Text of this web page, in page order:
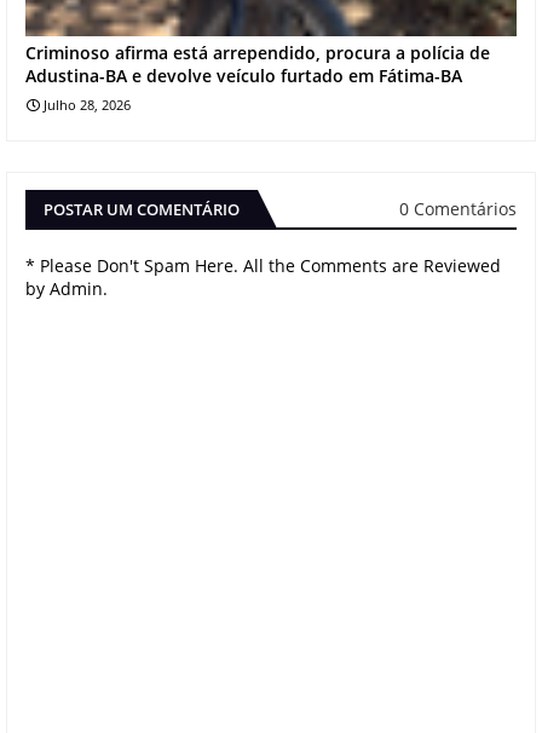
Criminoso afirma está arrependido, procura a polícia de
Adustina-BA e devolve veículo furtado em Fátima-BA
Julho 28, 2026
POSTAR UM COMENTÁRIO 0 Comentários
* Please Don't Spam Here. All the Comments are Reviewed
by Admin.